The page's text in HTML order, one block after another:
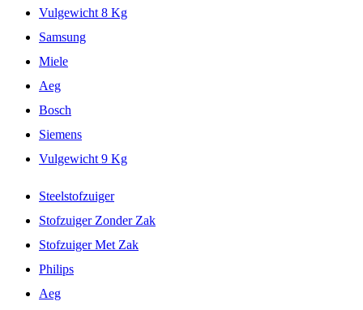
Vulgewicht 8 Kg
Samsung
Miele
Aeg
Bosch
Siemens
Vulgewicht 9 Kg
Steelstofzuiger
Stofzuiger Zonder Zak
Stofzuiger Met Zak
Philips
Aeg